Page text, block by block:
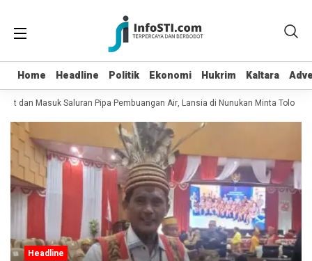
Home Headline Politik Ekonomi Hukrim Kaltara
Home Headline Politik Ekonomi Hukrim Kaltara
dan Masuk Saluran Pipa Pembuangan Air, Lansia di Nunukan Minta Tolong
Headline